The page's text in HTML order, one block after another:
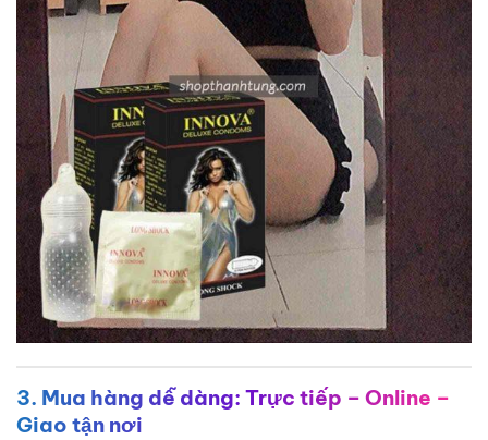
3. Mua hàng dễ dàng: Trực tiếp – Online –
Giao tận nơi